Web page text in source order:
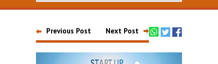
Previous Post Next Post